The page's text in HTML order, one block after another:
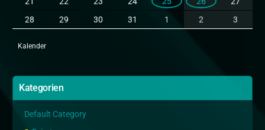
28
29 30 31 1 2 3
Kalender
Kategorien
Default Category